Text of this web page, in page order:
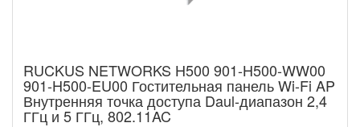
RUCKUS NETWORKS H500 901-H500-WW00
901-H500-EU00 Гостительная панель Wi-Fi AP
Внутренняя точка доступа Daul-диапазон 2,4
ГГц и 5 ГГц, 802.11AC